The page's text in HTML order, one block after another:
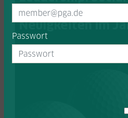
Datenschutz |
Neuigkeiten im
Passwort